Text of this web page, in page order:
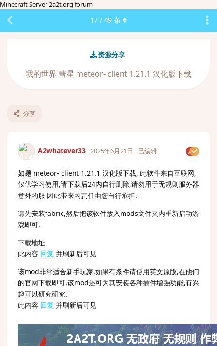
Minecraft Server 2a2t.org forum
资源分享
我的世界 彗星 meteor- client 1.21.1 汉化版下载
分享
17 / 49 条
A2whatever33 2025年6月21日 已编辑
如题 meteor- client 1.21.1 汉化版下载, 此软件来自互联网,
仅供学习使用,请下载后24内自行删除,请勿用于无规则服务器
意外的服.因此带来的责任由您自行承担.
请先安装fabric,然后把该软件放入mods文件夹内重新启动游
戏即可.
下载地址:
此内容 回复 并刷新后可见
该mod非常适合新手玩家,如果有条件请使用英文原版,在他们
的官网下载即可,该mod还可为其安装各种插件增强功能,有兴
趣可以研究研究.
此内容 回复 并刷新后可见